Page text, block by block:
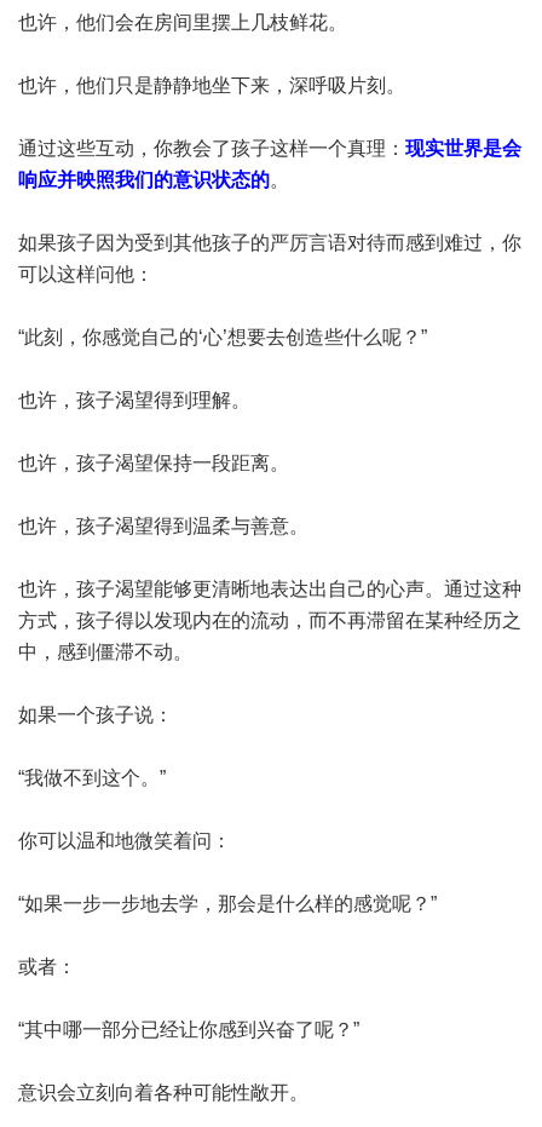
也许，他们会在房间里摆上几枝鲜花。
也许，他们只是静静地坐下来，深呼吸片刻。
通过这些互动，你教会了孩子这样一个真理： 现实世界是会
响应并映照我们的意识状态的。
如果孩子因为受到其他孩子的严厉言语对待而感到难过，你
可以这样问他：
“此刻，你感觉自己的‘心’想要去创造些什么呢？”
也许，孩子渴望得到理解。
也许，孩子渴望保持一段距离。
也许，孩子渴望得到温柔与善意。
也许，孩子渴望能够更清晰地表达出自己的心声。通过这种
方式，孩子得以发现内在的流动，而不再滞留在某种经历之
中，感到僵滞不动。
如果一个孩子说：
“我做不到这个。”
你可以温和地微笑着问：
“如果一步一步地去学，那会是什么样的感觉呢？”
或者：
“其中哪一部分已经让你感到兴奋了呢？”
意识会立刻向着各种可能性敞开。